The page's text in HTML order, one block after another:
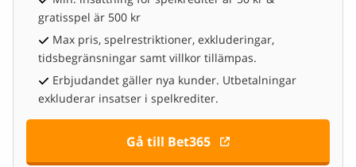
gratisspel är 500 kr
Max pris, spelrestriktioner, exkluderingar,
tidsbegränsningar samt villkor tillämpas.
Erbjudandet gäller nya kunder. Utbetalningar
exkluderar insatser i spelkrediter.
Gå till Bet365